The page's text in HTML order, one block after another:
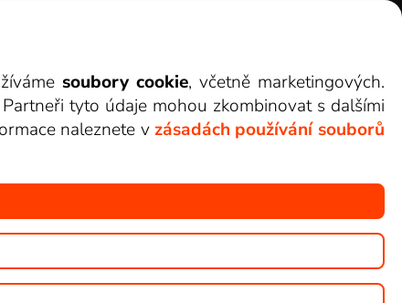
sledovat v Lepší.TV.
soubory cookie, včetně marketingových.
tyto údaje mohou zkombinovat s dalšími
naleznete v zásadách používání souborů